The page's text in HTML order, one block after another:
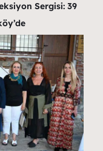
Sergisi: 39